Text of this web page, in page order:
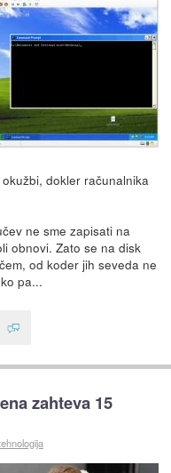
dokler računalnika
ne sme zapisati na
obnovi. Zato se na disk
od koder jih seveda ne
pa...
zahteva 15